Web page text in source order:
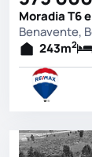
Moradia T6
Benavente,
243m2